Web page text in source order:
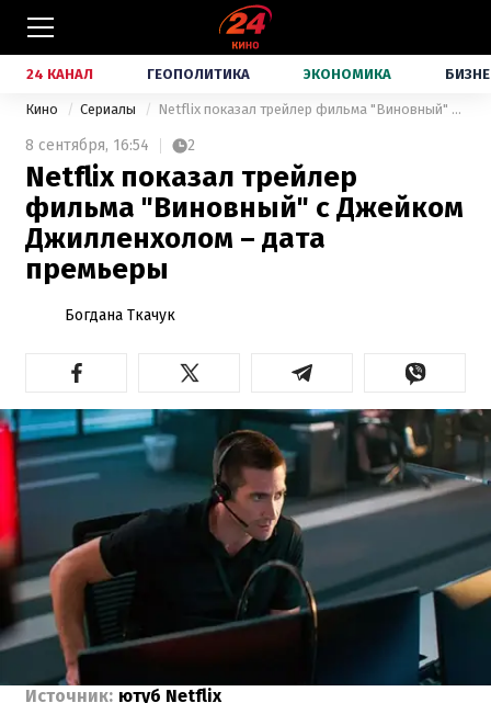
24 КАНАЛ ГЕОПОЛИТИКА ЭКОНОМИКА
Кино Сериалы Netflix показал трейлер фильма "Виновный" с Джейком Джилленхолом – дата премьеры
8 сентября, 16:54 2
Netflix показал трейлер
фильма "Виновный" с Джейком
Джилленхолом – дата
премьеры
Богдана Ткачук
Источник: ютуб Netflix